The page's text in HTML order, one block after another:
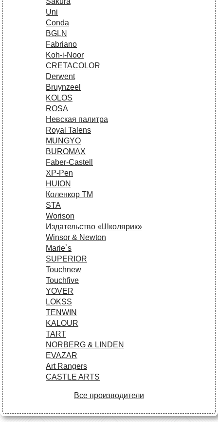
Uni
Conda
BGLN
Fabriano
Koh-i-Noor
CRETACOLOR
Derwent
Bruynzeel
KOLOS
ROSA
Невская палитра
Royal Talens
MUNGYO
BUROMAX
Faber-Castell
XP-Pen
HUION
Коленкор ТМ
STA
Worison
Издательство «Школярик»
Winsor & Newton
Marie`s
SUPERIOR
Touchnew
Touchfive
YOVER
LOKSS
TENWIN
KALOUR
TART
NORBERG & LINDEN
EVAZAR
Art Rangers
CASTLE ARTS
Все производители